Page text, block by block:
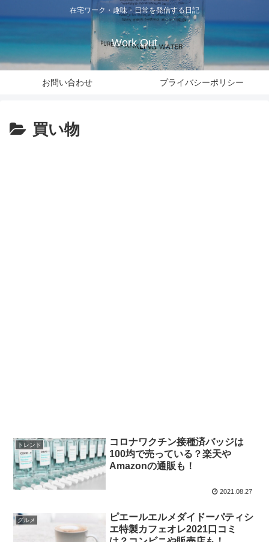
在宅ワーク・趣味・日常を発信する日記
Work Out
お問い合わせ プライバシーポリシー
買い物
トレンド
コロナワクチン接種済バッジは
100均で売っている？楽天や
Amazonの通販も！
2021.08.27
グルメ
ピエールエルメダイドーパティシ
エ特製カフェオレ2021口コミ